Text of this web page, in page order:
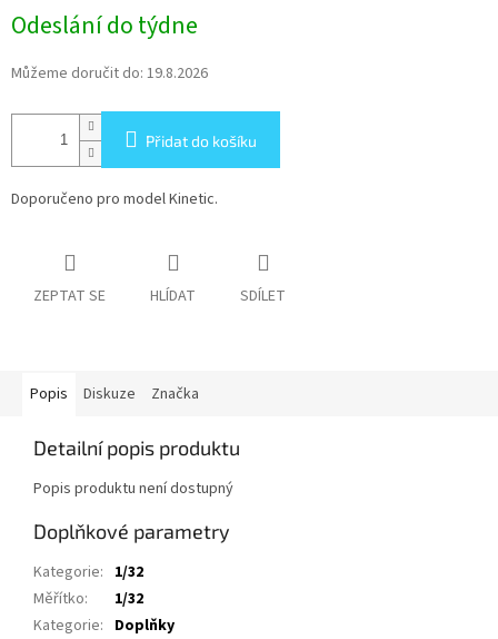
cena:
Odeslání do týdne
Můžeme doručit do: 19.8.2026
Přidat do košíku
Doporučeno pro model Kinetic.
ZEPTAT SE HLÍDAT SDÍLET
Popis Diskuze Značka
Detailní popis produktu
Popis produktu není dostupný
Doplňkové parametry
Kategorie: 1/32
Měřítko:
1/32
Kategorie: Doplňky